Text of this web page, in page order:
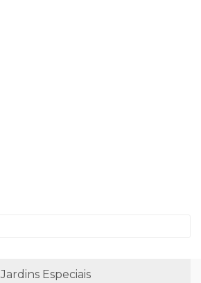
Jardins Especiais